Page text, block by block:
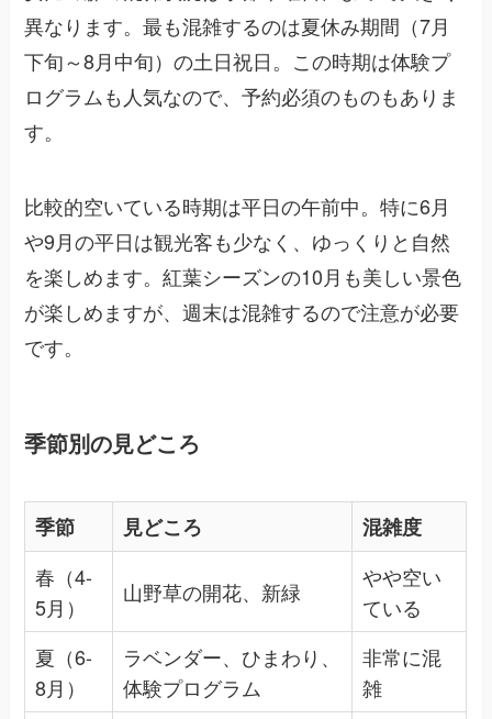
異なります。最も混雑するのは夏休み期間（7月
下旬～8月中旬）の土日祝日。この時期は体験プ
ログラムも人気なので、予約必須のものもありま
す。
比較的空いている時期は平日の午前中。特に6月
や9月の平日は観光客も少なく、ゆっくりと自然
を楽しめます。紅葉シーズンの10月も美しい景色
が楽しめますが、週末は混雑するので注意が必要
です。
季節別の見どころ
季節 見どころ
混雑度
春（4-
5月）
山野草の開花、新緑
やや空い
ている
夏（6-
8月）
ラベンダー、ひまわり、
体験プログラム
非常に混
雑